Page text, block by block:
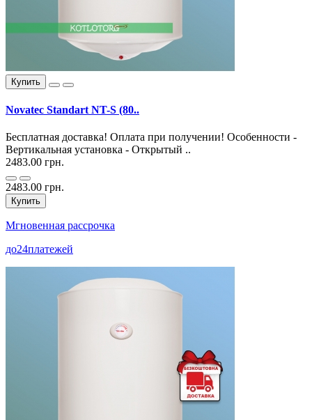
Купить
Novatec Standart NT-S (80..
Бесплатная доставка! Оплата при получении! Особенности -
Вертикальная установка - Открытый ..
2483.00 грн.
2483.00 грн.
Купить
Мгновенная рассрочка
до24платежей